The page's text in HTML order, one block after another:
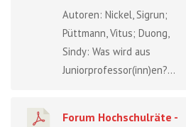
Autoren: Nickel, Sigrun;
Püttmann, Vitus; Duong,
Sindy: Was wird aus
Juniorprofessor(inn)en?...
Forum Hochschulräte -